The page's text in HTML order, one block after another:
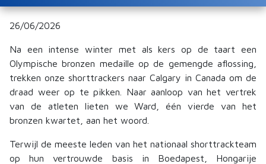
26/06/2026
Na een intense winter met als kers op de taart een
Olympische bronzen medaille op de gemengde aflossing,
trekken onze shorttrackers naar Calgary in Canada om de
draad weer op te pikken. Naar aanloop van het vertrek
van de atleten lieten we Ward, één vierde van het
bronzen kwartet, aan het woord.
Terwijl de meeste leden van het nationaal shorttrackteam
op hun vertrouwde basis in Boedapest, Hongarije